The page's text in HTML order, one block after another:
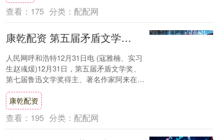
查看： 175 分类： 配配网
康乾配资 第五届矛盾文学奖得主阿来做客青城分享阅读经验
人民网呼和浩特12月31日电 (寇雅楠、实习
生赵彧煖)12月31日，第五届矛盾文学奖、
第七届鲁迅文学奖得主、著名作家阿来在呼
和浩特市雕塑艺术馆举办主题讲座暨读者....
康乾配资
查看： 195 分类： 配配网